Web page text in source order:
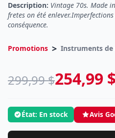
Description: Vintage 70s. Made
fretes on été
conséquence.
Promotions >
299,99 $254,99 $
État: En stock Avis